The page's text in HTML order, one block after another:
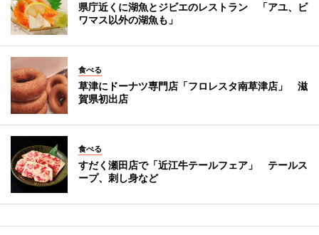
県庁近くに湖魚とジビエのレストラン 「アユ、ビ
ワマス以外の湖魚も」
食べる
草津にドーナツ専門店「フロレスタ南草津店」 滋
賀県初出店
食べる
すだく瀬田店で「近江牛テールフェア」 テールス
ープ、刺し身など